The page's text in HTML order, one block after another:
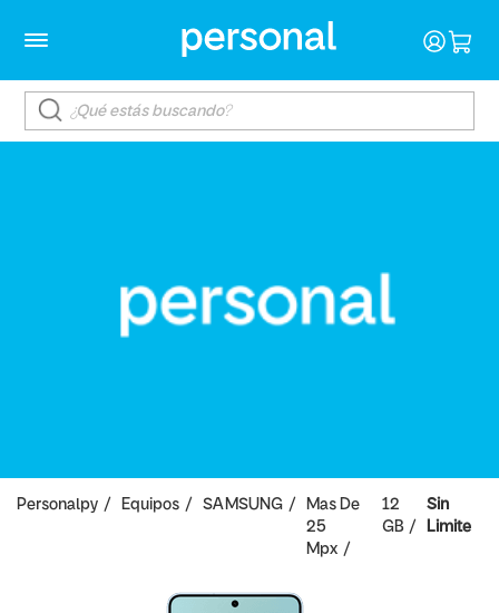
Personalpy Equipos SAMSUNG
Mas De
25
Mpx
12
GB
Sin
Limite